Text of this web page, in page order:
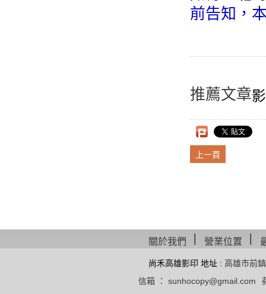
前告知，
推薦文章
上一頁
關於我們 營業位置
尚禾高雄影印 地址 : 高雄市前
信箱 ： sunhocopy@gmail.com